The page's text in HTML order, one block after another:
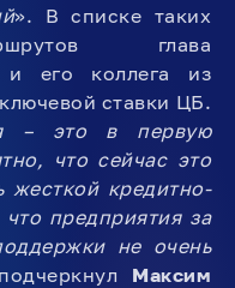
». В списке таких
глава
и его коллега из
ставки ЦБ.
– это в первую
что сейчас это
жесткой кредитно-
предприятия за
не очень
Максим